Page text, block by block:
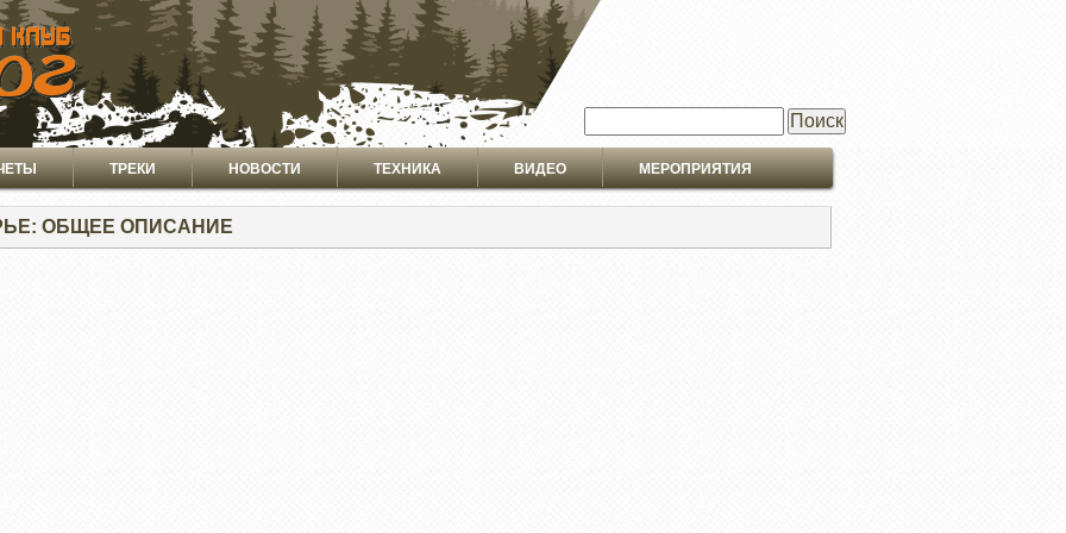
ТРЕКИ НОВОСТИ ТЕХНИКА ВИДЕО МЕРОПРИЯТИЯ
ОБЩЕЕ ОПИСАНИЕ